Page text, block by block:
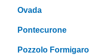
Ovada
Pontecurone
Pozzolo Formigaro